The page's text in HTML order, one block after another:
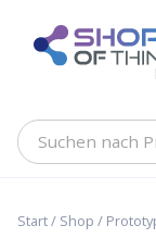
content
Suchen
Hersteller,
Start/ Shop /